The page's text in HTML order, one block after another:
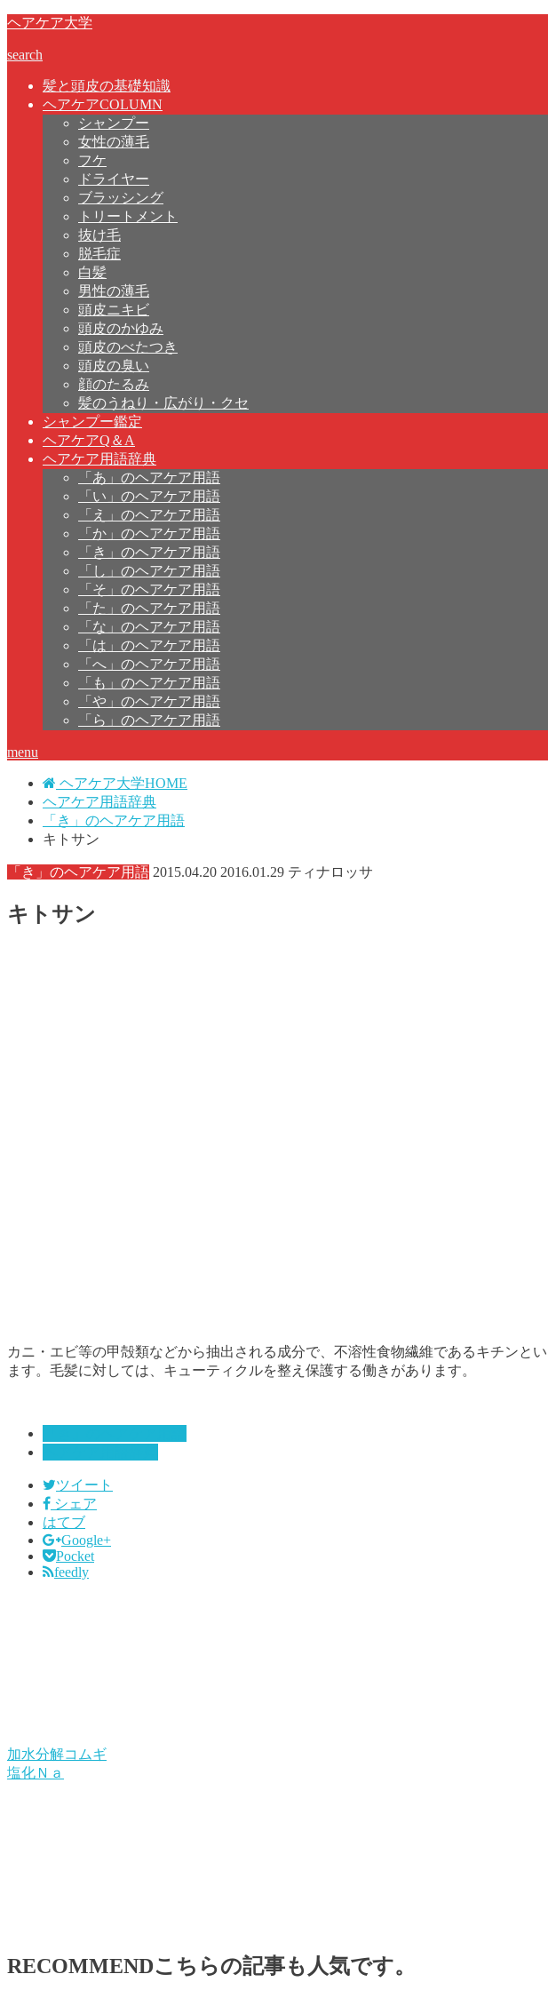
ヘアケア大学
search
髪と頭皮の基礎知識
ヘアケアCOLUMN
シャンプー
女性の薄毛
フケ
ドライヤー
ブラッシング
トリートメント
抜け毛
脱毛症
白髪
男性の薄毛
頭皮ニキビ
頭皮のかゆみ
頭皮のべたつき
頭皮の臭い
顔のたるみ
髪のうねり・広がり・クセ
シャンプー鑑定
ヘアケアQ＆A
ヘアケア用語辞典
「あ」のヘアケア用語
「い」のヘアケア用語
「え」のヘアケア用語
「か」のヘアケア用語
「き」のヘアケア用語
「し」のヘアケア用語
「そ」のヘアケア用語
「た」のヘアケア用語
「な」のヘアケア用語
「は」のヘアケア用語
「へ」のヘアケア用語
「も」のヘアケア用語
「や」のヘアケア用語
「ら」のヘアケア用語
menu
ヘアケア大学HOME
ヘアケア用語辞典
「き」のヘアケア用語
キトサン
「き」のヘアケア用語 2015.04.20 2016.01.29 ティナロッサ
キトサン
カニ・エビ等の甲殻類などから抽出される成分で、不溶性食物繊維であるキチン
ます。毛髪に対しては、キューティクルを整え保護する働きがあります。
ツイート
シェア
はてブ
Google+
Pocket
feedly
加水分解コムギ
塩化Ｎａ
RECOMMENDこちらの記事も人気です。